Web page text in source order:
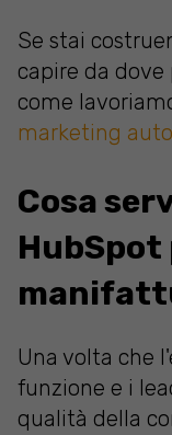
Se stai
capire da
come
marketing
Cosa
Una volta che
funzione e i
qualità della